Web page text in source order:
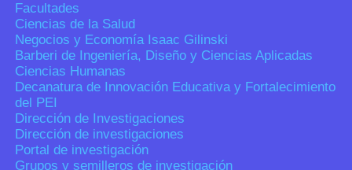
Facultades
Ciencias de la Salud
Negocios y Economía Isaac Gilinski
Barberi de Ingeniería, Diseño y Ciencias Aplicadas
Ciencias Humanas
Decanatura de Innovación Educativa y Fortalecimiento
del PEI
Dirección de Investigaciones
Dirección de investigaciones
Portal de investigación
Grupos y semilleros de investigación